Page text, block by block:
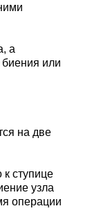
а
биения или
на две
ступице
узла
операции